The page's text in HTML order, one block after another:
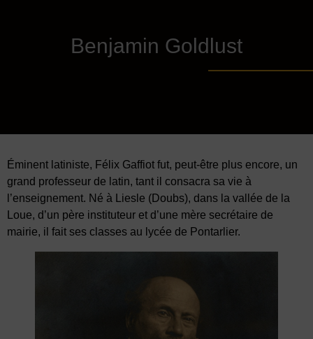
Benjamin Goldlust
Éminent latiniste, Félix Gaffiot fut, peut-être plus encore, un
grand professeur de latin, tant il consacra sa vie à
l’enseignement. Né à Liesle (Doubs), dans la vallée de la
Loue, d’un père instituteur et d’une mère secrétaire de
mairie, il fait ses classes au lycée de Pontarlier.